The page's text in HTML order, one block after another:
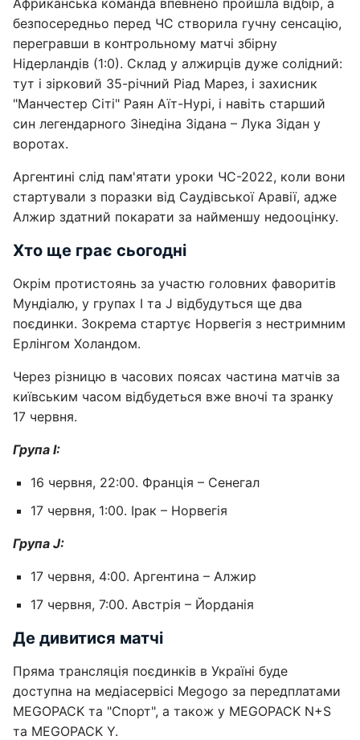
Африканська команда впевнено пройшла відбір, а
безпосередньо перед ЧС створила гучну сенсацію,
перегравши в контрольному матчі збірну
Нідерландів (1:0). Склад у алжирців дуже солідний:
тут і зірковий 35-річний Ріад Марез, і захисник
"Манчестер Сіті" Раян Аїт-Нурі, і навіть старший
син легендарного Зінедіна Зідана – Лука Зідан у
воротах.
Аргентині слід пам'ятати уроки ЧС-2022, коли вони
стартували з поразки від Саудівської Аравії, адже
Алжир здатний покарати за найменшу недооцінку.
Хто ще грає сьогодні
Окрім протистоянь за участю головних фаворитів
Мундіалю, у групах I та J відбудуться ще два
поєдинки. Зокрема стартує Норвегія з нестримним
Ерлінгом Холандом.
Через різницю в часових поясах частина матчів за
київським часом відбудеться вже вночі та зранку
17 червня.
Група I:
16 червня, 22:00. Франція – Сенегал
17 червня, 1:00. Ірак – Норвегія
Група J:
17 червня, 4:00. Аргентина – Алжир
17 червня, 7:00. Австрія – Йорданія
Де дивитися матчі
Пряма трансляція поєдинків в Україні буде
доступна на медіасервісі Megogo за передплатами
MEGOPACK та "Спорт", а також у MEGOPACK N+S
та MEGOPACK Y.